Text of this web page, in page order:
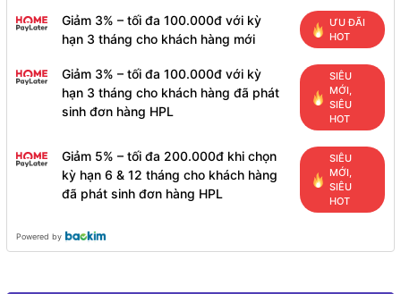
Giảm 3% – tối đa 100.000đ với kỳ
hạn 3 tháng cho khách hàng mới
ƯU ĐÃI
HOT
Giảm 3% – tối đa 100.000đ với kỳ
hạn 3 tháng cho khách hàng đã phát
sinh đơn hàng HPL
SIÊU
MỚI,
SIÊU
HOT
Giảm 5% – tối đa 200.000đ khi chọn
kỳ hạn 6 & 12 tháng cho khách hàng
đã phát sinh đơn hàng HPL
SIÊU
MỚI,
SIÊU
HOT
Powered by